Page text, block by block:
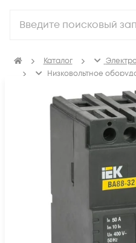
Каталог
Низковольтное
Выключатель